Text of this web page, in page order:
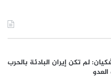
لم تكن إيران البادئة بالحرب